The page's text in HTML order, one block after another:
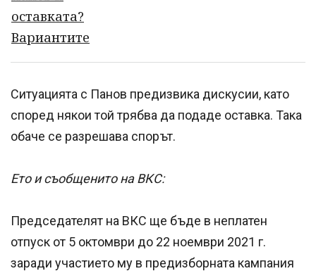
Ситуацията с Панов предизвика дискусии, като
според някои той трябва да подаде оставка. Така
обаче се разрешава спорът.
Ето и съобщенито на ВКС:
Председателят на ВКС ще бъде в неплатен
отпуск от 5 октомври до 22 ноември 2021 г.
заради участието му в предизборната кампания